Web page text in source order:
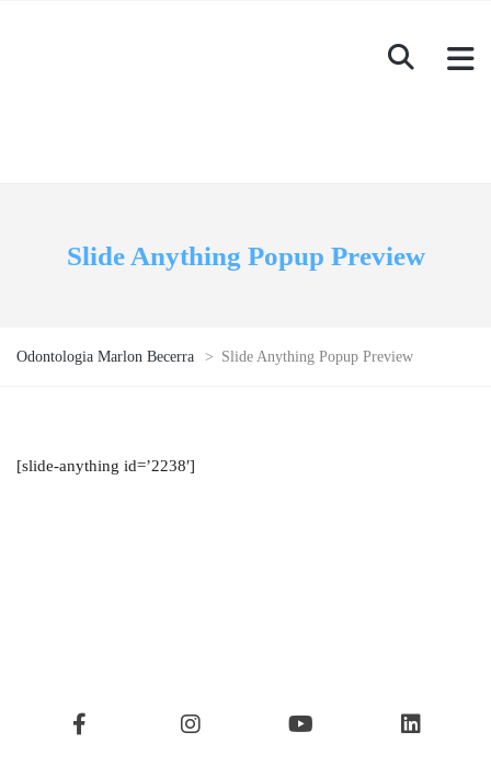
Slide Anything Popup Preview
Odontologia Marlon Becerra > Slide Anything Popup Preview
[slide-anything id=’2238′]